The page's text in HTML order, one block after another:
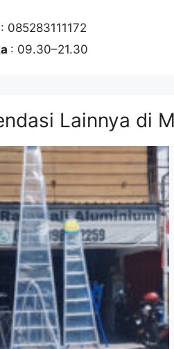
: 085283111172
: 09.30–21.30
Lainnya di